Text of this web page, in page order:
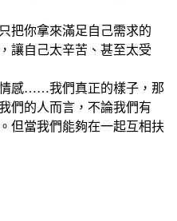
把你拿來滿足自己需求的
讓自己太辛苦、甚至太受
情感……我們真正的樣子，那
們的人而言，不論我們有
但當我們能夠在一起互相扶